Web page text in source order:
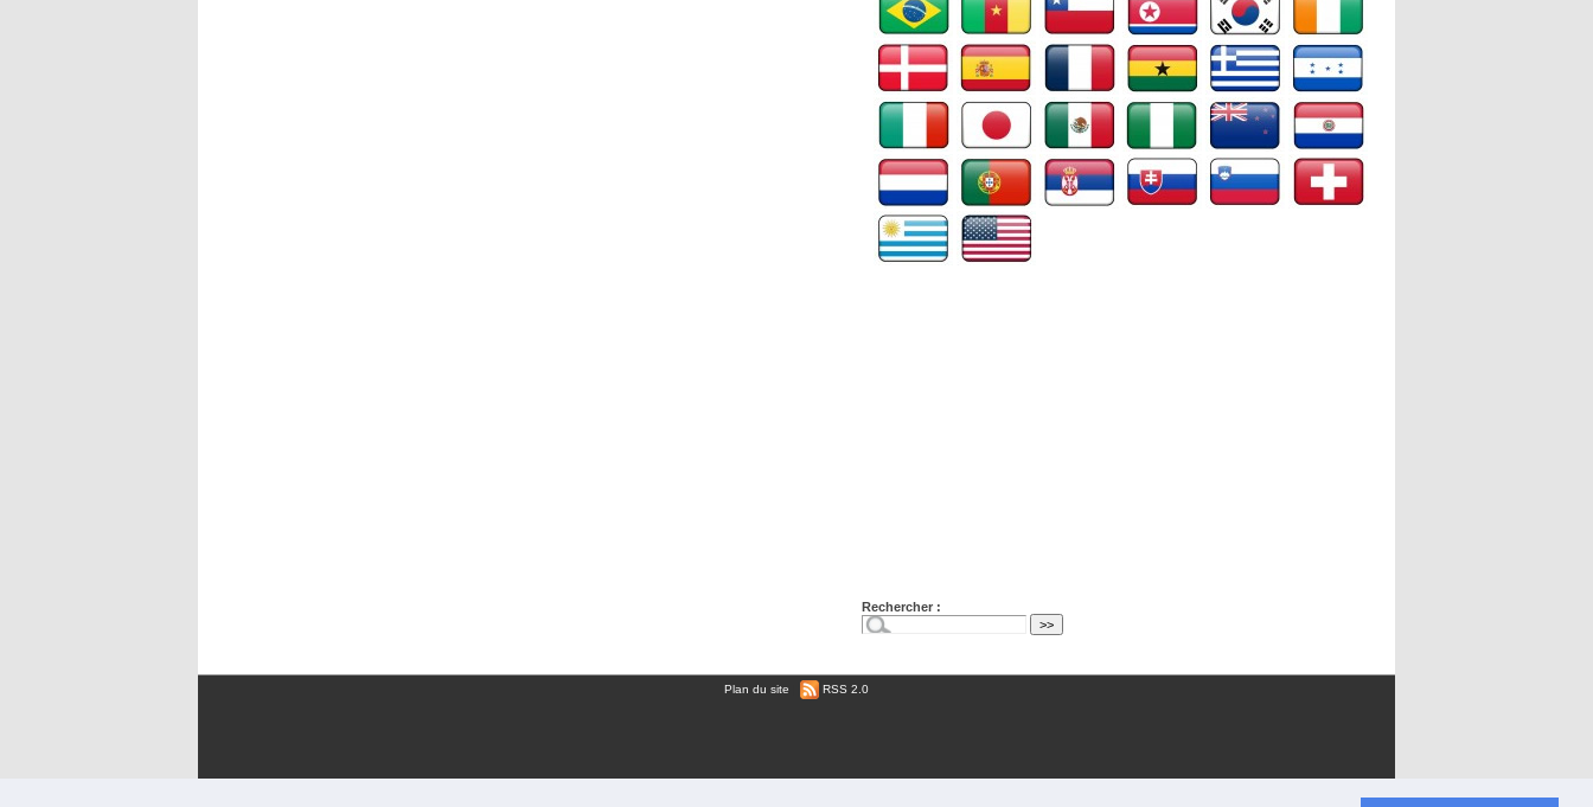
Rechercher :
Plan du site RSS 2.0